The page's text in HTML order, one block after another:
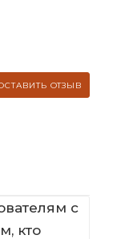
ОТЗЫВ
с
кто